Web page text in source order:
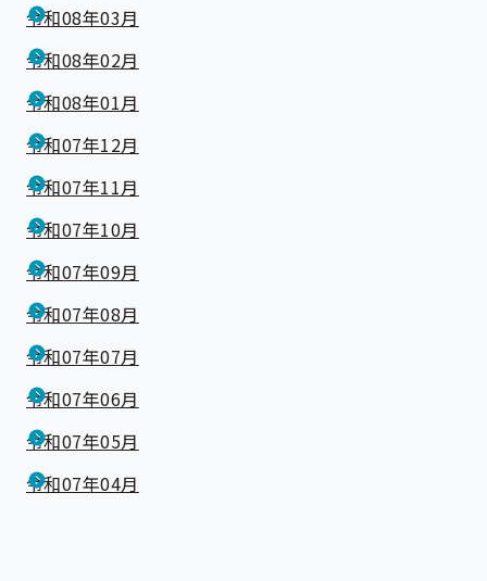
令和08年03月
令和08年02月
令和08年01月
令和07年12月
令和07年11月
令和07年10月
令和07年09月
令和07年08月
令和07年07月
令和07年06月
令和07年05月
令和07年04月